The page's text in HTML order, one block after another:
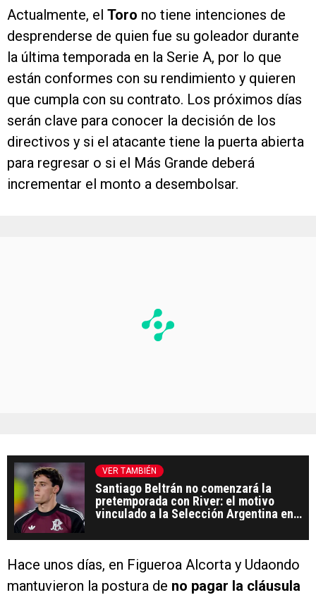
Actualmente, el Toro no tiene intenciones de
desprenderse de quien fue su goleador durante
la última temporada en la Serie A, por lo que
están conformes con su rendimiento y quieren
que cumpla con su contrato. Los próximos días
serán clave para conocer la decisión de los
directivos y si el atacante tiene la puerta abierta
para regresar o si el Más Grande deberá
incrementar el monto a desembolsar.
VER TAMBIÉN
Santiago Beltrán no comenzará la
pretemporada con River: el motivo
vinculado a la Selección Argentina en
Hace unos días, en Figueroa Alcorta y Udaondo
mantuvieron la postura de no pagar la cláusula